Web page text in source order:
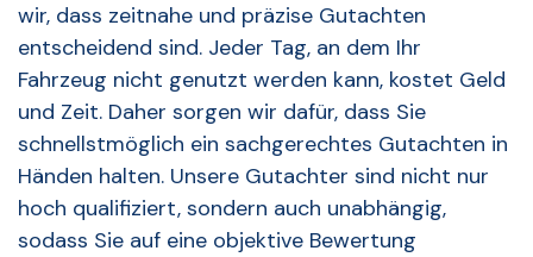
wir, dass zeitnahe und präzise Gutachten
entscheidend sind. Jeder Tag, an dem Ihr
Fahrzeug nicht genutzt werden kann, kostet Geld
und Zeit. Daher sorgen wir dafür, dass Sie
schnellstmöglich ein sachgerechtes Gutachten in
Händen halten. Unsere Gutachter sind nicht nur
hoch qualifiziert, sondern auch unabhängig,
sodass Sie auf eine objektive Bewertung